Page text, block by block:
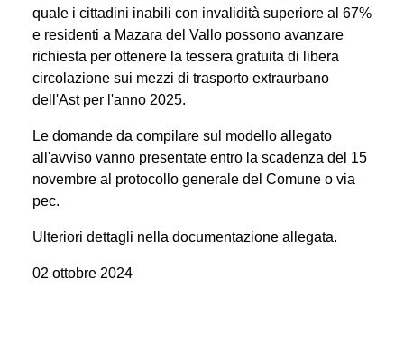
quale i cittadini inabili con invalidità superiore al 67%
e residenti a Mazara del Vallo possono avanzare
richiesta per ottenere la tessera gratuita di libera
circolazione sui mezzi di trasporto extraurbano
dell'Ast per l'anno 2025.
Le domande da compilare sul modello allegato
all'avviso vanno presentate entro la scadenza del 15
novembre al protocollo generale del Comune o via
pec.
Ulteriori dettagli nella documentazione allegata.
02 ottobre 2024